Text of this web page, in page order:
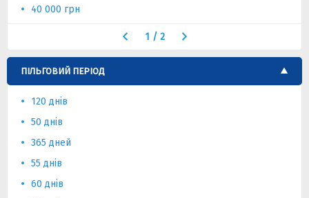
40 000 грн
1 / 2
ПІЛЬГОВИЙ ПЕРІОД
120 днів
50 днів
365 дней
55 днів
60 днів